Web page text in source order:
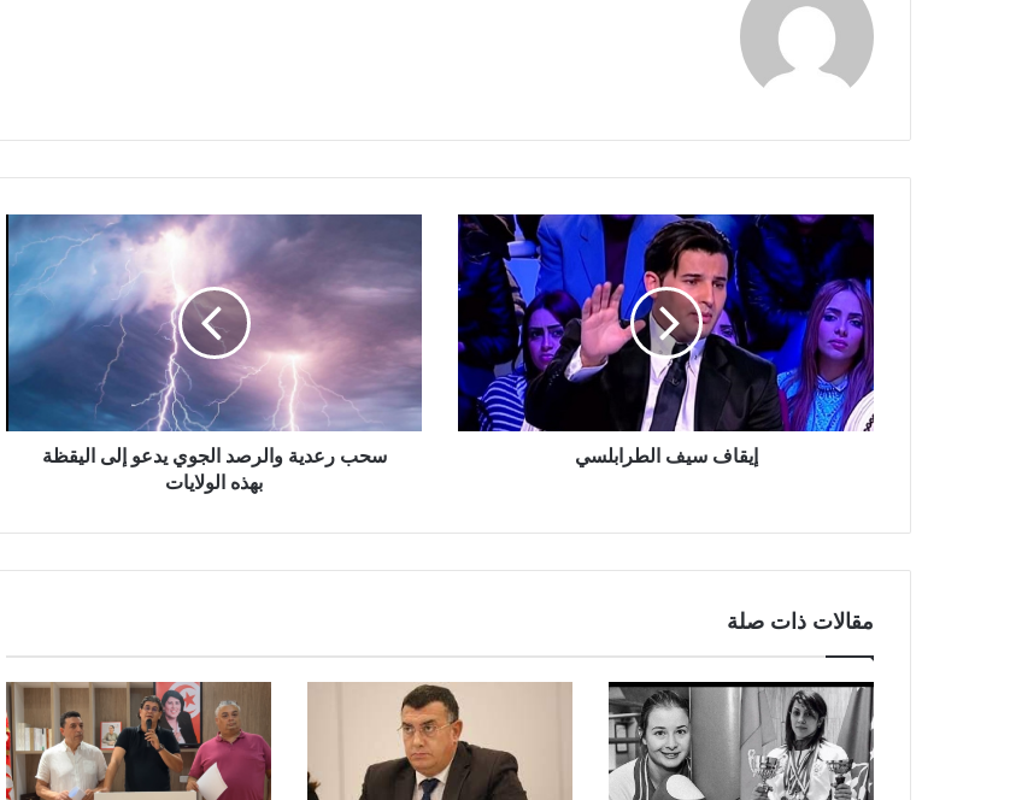
إيقاف سيف الطرابلسي
سحب رعدية والرصد الجوي يدعو إلى اليقظة
بهذه الولايات
مقالات ذات صلة